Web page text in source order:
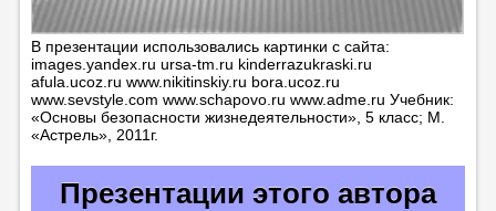
В презентации использовались картинки с сайта:
images.yandex.ru ursa-tm.ru kinderrazukraski.ru
afula.ucoz.ru www.nikitinskiy.ru bora.ucoz.ru
www.sevstyle.com www.schapovo.ru www.adme.ru Учебник:
«Основы безопасности жизнедеятельности», 5 класс; М.
«Астрель», 2011г.
Презентации этого автора